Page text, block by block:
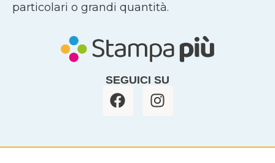
particolari o grandi quantità.
SEGUICI SU
F
a
b
I
n
a